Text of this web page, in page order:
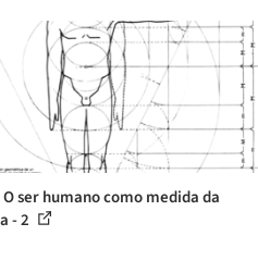
ser humano como medida da
- 2